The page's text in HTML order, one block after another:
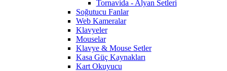
Tornavida - Alyan Setleri
Soğutucu Fanlar
Web Kameralar
Klavyeler
Mouselar
Klavye & Mouse Setler
Kasa Güç Kaynakları
Kart Okuyucu